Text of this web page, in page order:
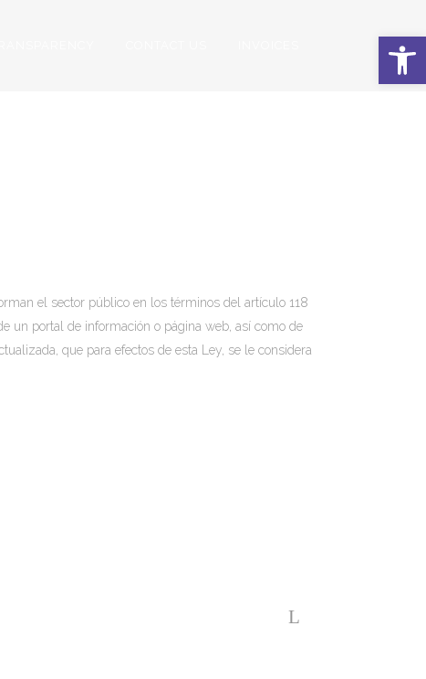
el sector público en los términos del artículo 118
un portal de información o página web, así como de
que para efectos de esta Ley, se le considera